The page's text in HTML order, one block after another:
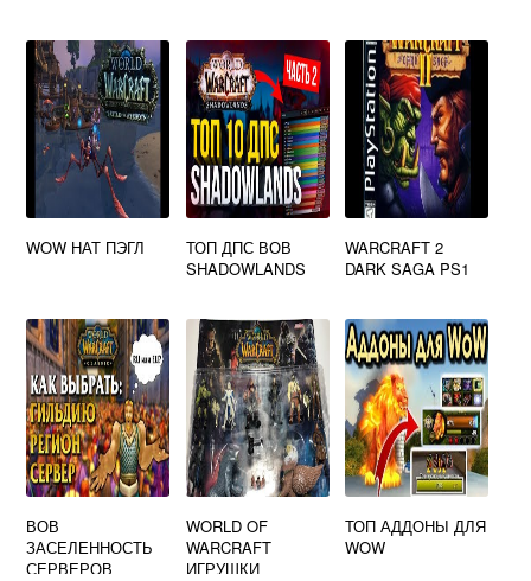
WOW НАТ ПЭГЛ
ТОП ДПС ВОВ
SHADOWLANDS
WARCRAFT 2
DARK SAGA PS1
ВОВ
ЗАСЕЛЕННОСТЬ
СЕРВЕРОВ
WORLD OF
WARCRAFT
ИГРУШКИ
ТОП АДДОНЫ ДЛЯ
WOW